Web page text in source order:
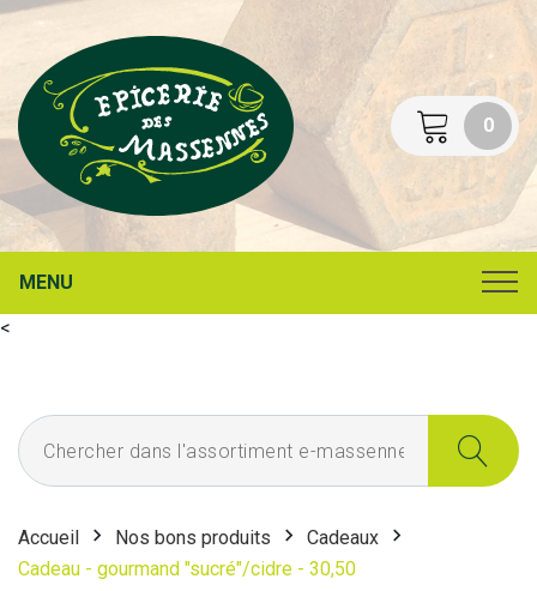
0
MENU
<
Chercher dans l'assortiment e-massennes
Accueil Nos bons produits
Cadeaux
Cadeau - gourmand "sucré"/cidre - 30,50